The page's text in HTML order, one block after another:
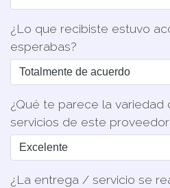
¿Lo que recibiste estuvo
esperabas?
¿Qué te parece la
servicios de este
¿La entrega / servicio se